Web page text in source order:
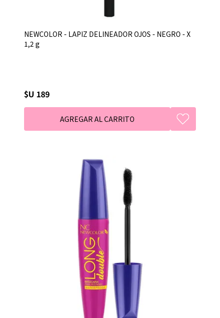
NEWCOLOR - LAPIZ DELINEADOR OJOS - NEGRO - X
1,2 g
$U 189